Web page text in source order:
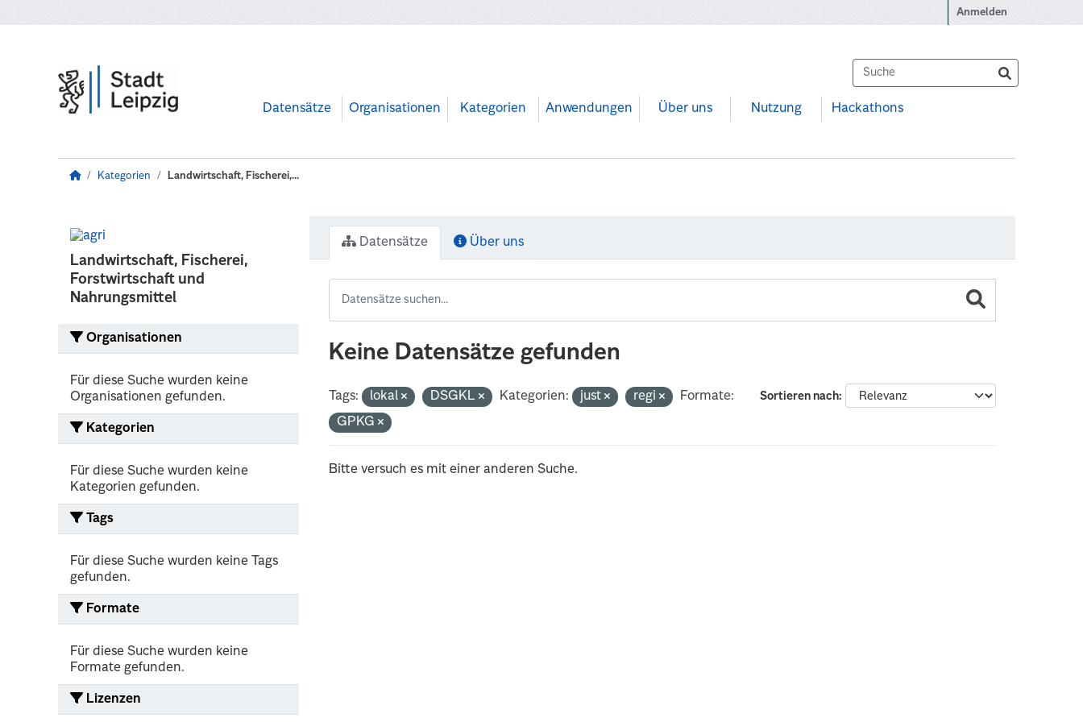
Anmelden
Datensätze Organisationen Kategorien Anwendungen Über uns Nutzung Hackathons
Kategorien Landwirtschaft, Fischerei,...
Landwirtschaft, Fischerei,
Forstwirtschaft und
Nahrungsmittel
Organisationen
Für diese Suche wurden keine
Organisationen gefunden.
Kategorien
Für diese Suche wurden keine
Kategorien gefunden.
Tags
Für diese Suche wurden keine Tags
gefunden.
Formate
Für diese Suche wurden keine
Formate gefunden.
Lizenzen
Datensätze Über uns
Keine Datensätze gefunden
Sortieren nach
Tags: lokal DSGKL Kategorien: just regi
Formate:
GPKG
Bitte versuch es mit einer anderen Suche.